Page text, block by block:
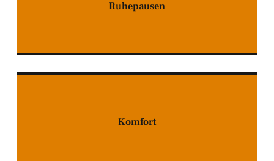
Ruhepausen
Komfort